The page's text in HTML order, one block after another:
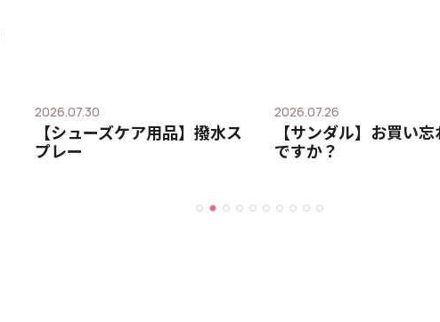
2026.07.30
【シューズケア用品】撥水ス
プレー
2026.07.26
【サンダル】お買い
ですか？